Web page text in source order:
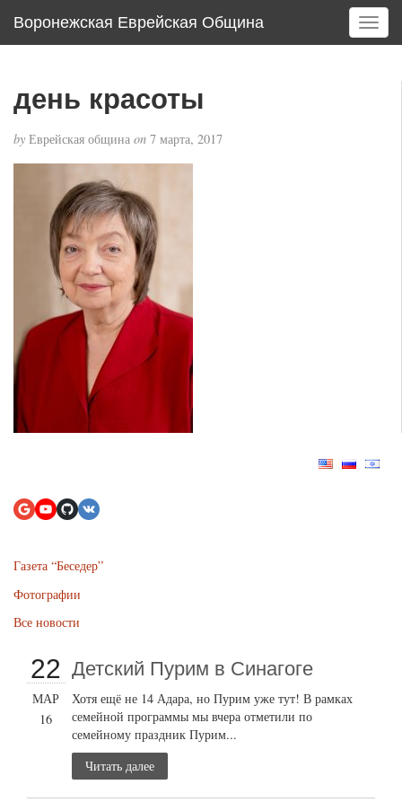
Воронежская Еврейская Община
T
o
день красоты
by Еврейская община on 7 марта, 2017
Газета “Беседер”
Фотографии
Все новости
22
МАР
16
Детский Пурим в Синагоге
Хотя ещё не 14 Адара, но Пурим уже тут! В рамках
семейной программы мы вчера отметили по
семейному праздник Пурим...
Читать далее